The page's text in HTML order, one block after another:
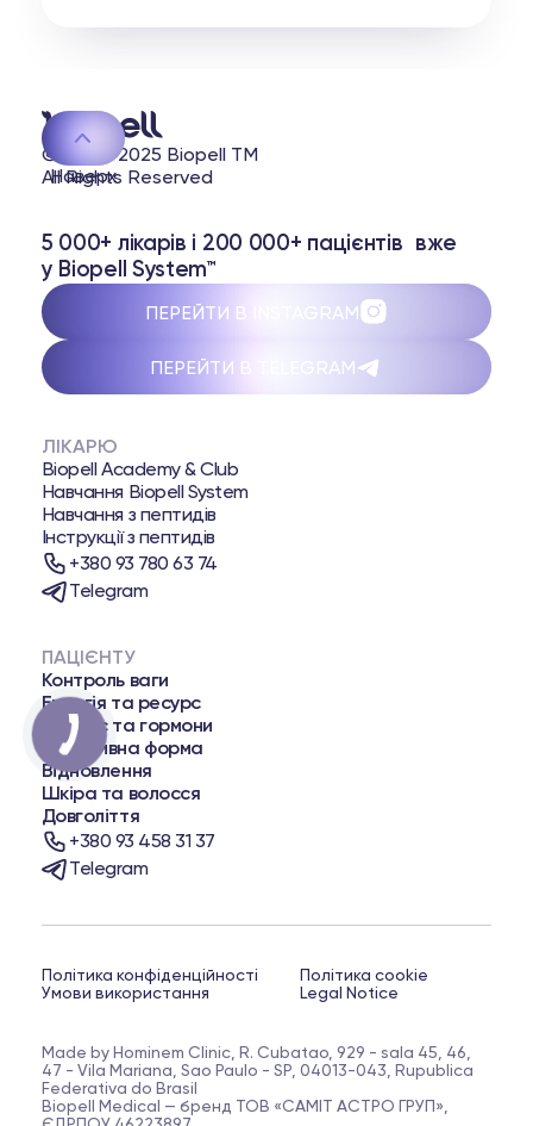
© 2020-2025 Biopell TM
All Rights Reserved
ЛІКАРЮ
Biopell Academy & Club
Навчання Biopell System
Навчання з пептидів
Інструкції з пептидів
+380 93 780 63 74
Telegram
ПАЦІЄНТУ
Контроль ваги
Енергія та ресурс
Баланс та гормони
Спортивна форма
Відновлення
Шкіра та волосся
Довголіття
+380 93 458 31 37
Telegram
5 000+ лікарів і 200 000+ пацієнтів вже
у Biopell System™
ПЕРЕЙТИ В INSTAGRAM
ПЕРЕЙТИ В TELEGRAM
Made by Hominem Clinic, R. Cubatao, 929 - sala 45, 46,
47 - Vila Mariana, Sao Paulo - SP, 04013-043, Rupublica
Federativa do Brasil
Biopell Medical — бренд ТОВ «САМІТ АСТРО ГРУП»,
Політика конфіденційності
Умови використання
Політика cookie
Legal Notice
Наверх